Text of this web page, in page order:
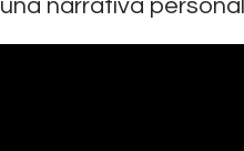
una narrativa